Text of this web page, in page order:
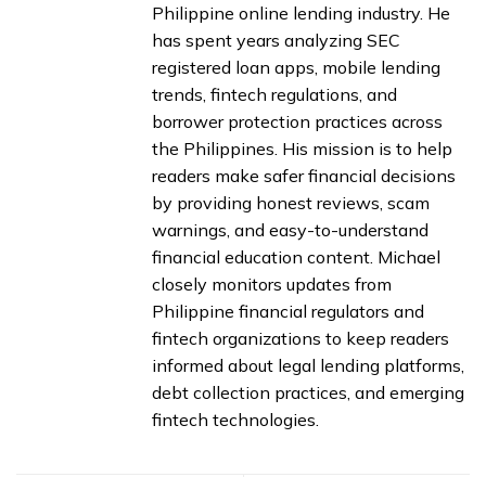
Philippine online lending industry. He
has spent years analyzing SEC
registered loan apps, mobile lending
trends, fintech regulations, and
borrower protection practices across
the Philippines. His mission is to help
readers make safer financial decisions
by providing honest reviews, scam
warnings, and easy-to-understand
financial education content. Michael
closely monitors updates from
Philippine financial regulators and
fintech organizations to keep readers
informed about legal lending platforms,
debt collection practices, and emerging
fintech technologies.